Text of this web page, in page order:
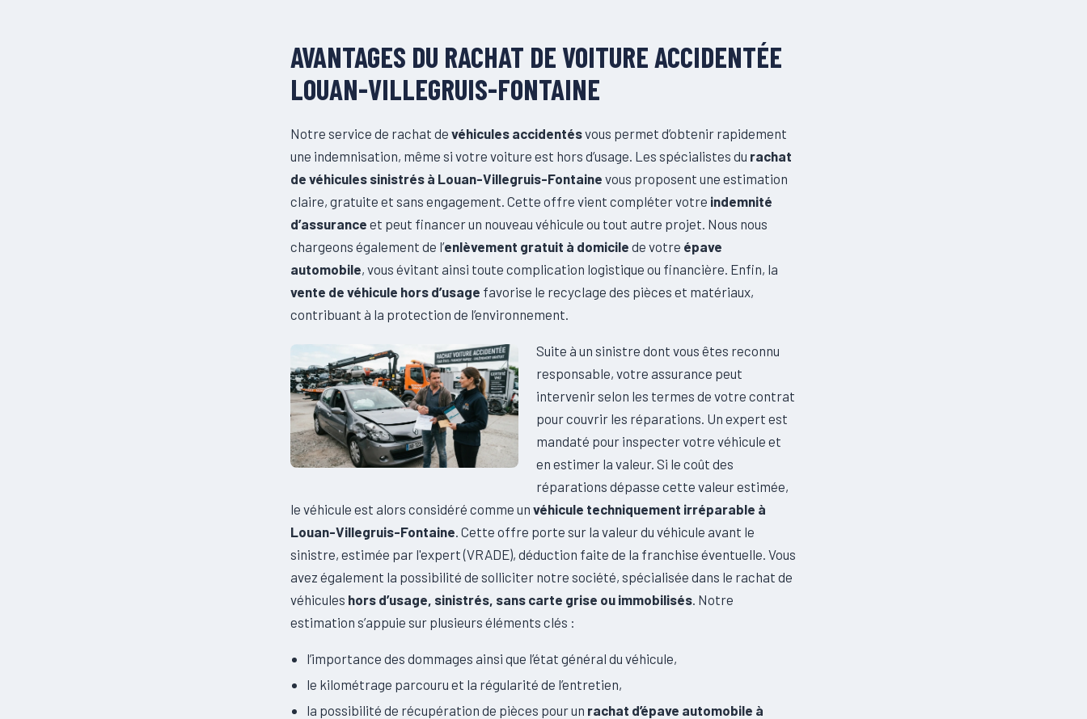
AVANTAGES DU RACHAT DE VOITURE ACCIDENTÉE
LOUAN-VILLEGRUIS-FONTAINE
Notre service de rachat de véhicules accidentésvous permet d’obtenir rapidement
une indemnisation, même si votre voiture est hors d’usage. Les spécialistes du rachat
de véhicules sinistrés à Louan-Villegruis-Fontaine vous proposent une estimation
claire, gratuite et sans engagement. Cette offre vient compléter votre indemnité
d’assurance et peut financer un nouveau véhicule ou tout autre projet. Nous nous
chargeons également de l’enlèvement gratuit à domicile de votre épave
automobile, vous évitant ainsi toute complication logistique ou financière. Enfin, la
vente de véhicule hors d’usage favorise le recyclage des pièces et matériaux,
contribuant à la protection de l’environnement.
Suite à un sinistre dont vous êtes reconnu
responsable, votre assurance peut
intervenir selon les termes de votre contrat
pour couvrir les réparations. Un expert est
mandaté pour inspecter votre véhicule et
en estimer la valeur. Si le coût des
réparations dépasse cette valeur estimée,
le véhicule est alors considéré comme un véhicule techniquement irréparable à
Louan-Villegruis-Fontaine . Cette offre porte sur la valeur du véhicule avant le
sinistre, estimée par l'expert (VRADE), déduction faite de la franchise éventuelle. Vous
avez également la possibilité de solliciter notre société, spécialisée dans le rachat de
véhicules hors d’usage, sinistrés, sans carte grise ou immobilisés . Notre
estimation s’appuie sur plusieurs éléments clés :
l’importance des dommages ainsi que l’état général du véhicule,
le kilométrage parcouru et la régularité de l’entretien,
la possibilité de récupération de pièces pour un rachat d’épave automobile à